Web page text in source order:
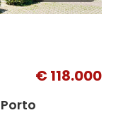
€ 118.000